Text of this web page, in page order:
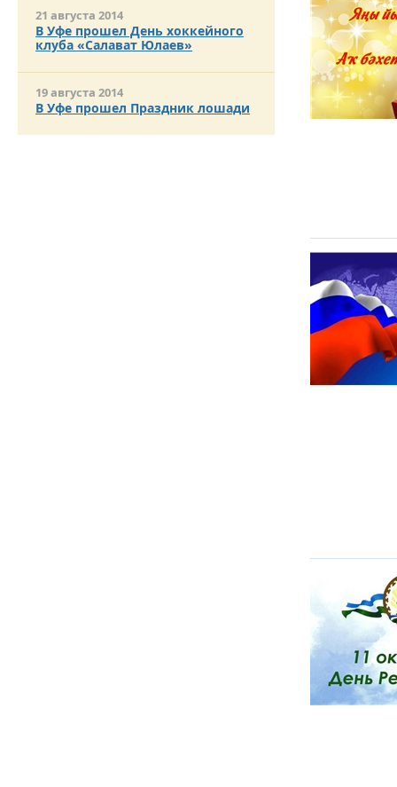
21 августа 2014
В Уфе прошел День хоккейного
клуба «Салават Юлаев»
19 августа 2014
В Уфе прошел Праздник лошади